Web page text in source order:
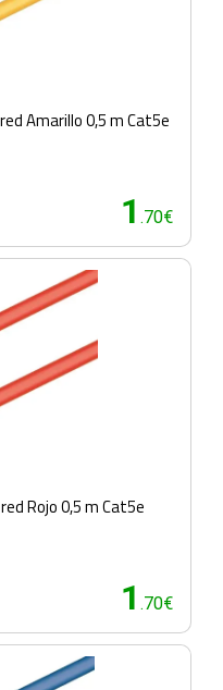
Amarillo 0,5 m Cat5e
1 .70€
Rojo 0,5 m Cat5e
1 .70€